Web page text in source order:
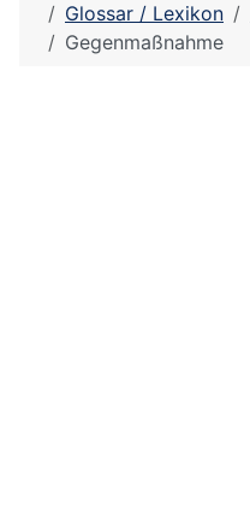
Glossar / Lexikon
Gegenmaßnahme